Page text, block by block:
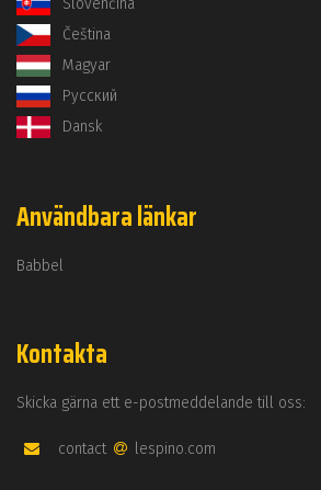
Slovenčina
Čeština
Magyar
Русский
Dansk
Användbara länkar
Babbel
Kontakta
Skicka gärna ett e-postmeddelande till oss:
contact lespino.com